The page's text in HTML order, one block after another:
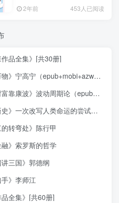
2年前 453人已阅读
作品全集》[共30册]
》宁高宁（epub+mobi+azw3+pdf）
康波》波动周期论（epub+mobi+azw3+pdf）
次改写人类命运的尝试（epub+mobi+azw3+pdf）
的转弯处》陈行甲
融》索罗斯的哲学
讲三国》郭德纲
手》李师江
品全集》[共60册]